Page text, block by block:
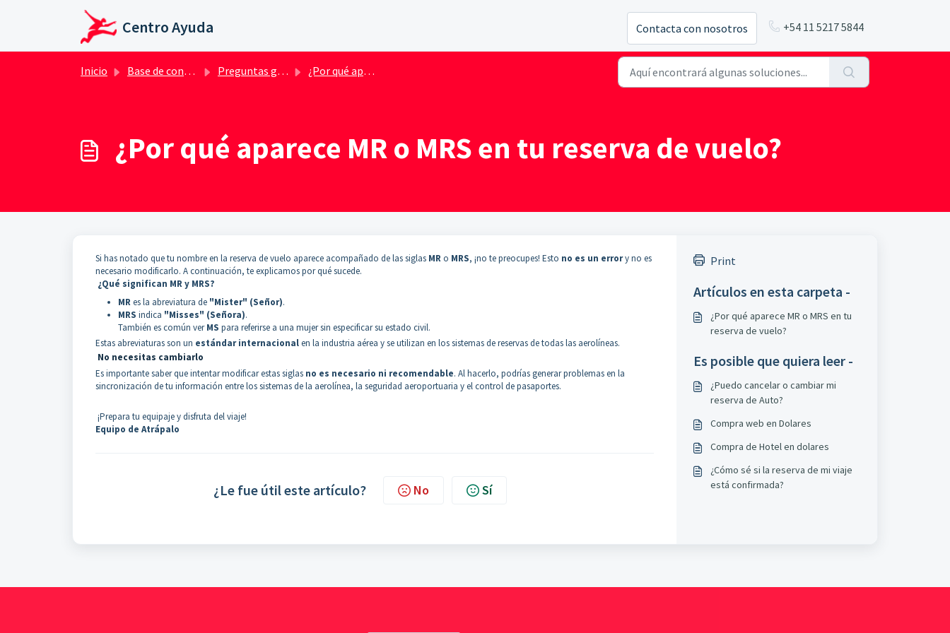
Ir al contenido principal
Centro Ayuda Contacta con nosotros +54 11 5217 5844
Inicio Base de conocimientos Preguntas generales ¿Por qué aparece MR o MRS en tu reserva de vuelo?
¿Por qué aparece MR o MRS en tu reserva de vuelo?
Si has notado que tu nombre en la reserva de vuelo aparece acompañado de las siglas MRo MRS, ¡no te preocupes! Esto no es un errory no es
necesario modificarlo. A continuación, te explicamos por qué sucede.
¿Qué significan MR y MRS?
MRes la abreviatura de "Mister" (Señor).
MRS indica "Misses" (Señora).
También es común verMS para referirse a una mujer sin especificar su estado civil.
Estas abreviaturas son un estándar internacionalen la industria aérea y se utilizan en los sistemas de reservas de todas las aerolíneas.
No necesitas cambiarlo
Es importante saber que intentar modificar estas siglas no es necesario ni recomendable. Al hacerlo, podrías generar problemas en la
sincronización de tu información entre los sistemas de la aerolínea, la seguridad aeroportuaria y el control de pasaportes.
¡Prepara tu equipaje y disfruta del viaje!
Equipo de Atrápalo
¿Le fue útil este artículo? No Sí
Print
Artículos en esta carpeta -
¿Por qué aparece MR o MRS en tu
reserva de vuelo?
Es posible que quiera leer -
¿Puedo cancelar o cambiar mi
reserva de Auto?
Compra web en Dolares
Compra de Hotel en dolares
¿Cómo sé si la reserva de mi viaje
está confirmada?